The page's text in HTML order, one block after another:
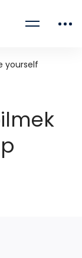
yourself